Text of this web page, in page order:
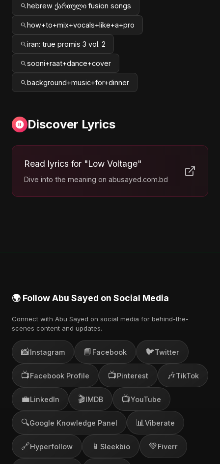
hebrew ქართული fusion songs
how+to+mix+vocals+like+a+pro
iran: true promis 3 vol. 2
sooni+raat+dance+cover
background+music+for+dinner
Discover Lyrics
Read lyrics for "Low Voltage"
Dive into the meaning on abusayed.com.bd
🌍 Follow Abu Sayed on Social Media
Connect with Abu Sayed on social media for behind-the-
scenes content and updates.
📸Instagram 📘 Facebook 🐦Twitter
📺Facebook Profile 📺Pinterest 🎶TikTok
💼LinkedIn 🎬IMDB 📺YouTube
🔍Google Knowledge Panel 📊 Viberate
🔗Hyperfollow 📱 Sleekbio 💚Fiverr